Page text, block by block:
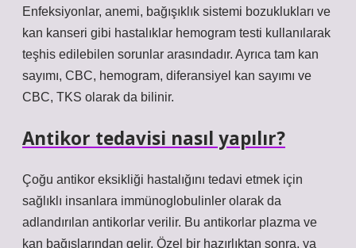
Enfeksiyonlar, anemi, bağışıklık sistemi bozuklukları ve
kan kanseri gibi hastalıklar hemogram testi kullanılarak
teşhis edilebilen sorunlar arasındadır. Ayrıca tam kan
sayımı, CBC, hemogram, diferansiyel kan sayımı ve
CBC, TKS olarak da bilinir.
Antikor tedavisi nasıl yapılır?
Çoğu antikor eksikliği hastalığını tedavi etmek için
sağlıklı insanlara immünoglobulinler olarak da
adlandırılan antikorlar verilir. Bu antikorlar plazma ve
kan bağışlarından gelir. Özel bir hazırlıktan sonra, ya